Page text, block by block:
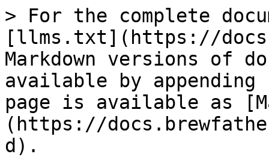
> For the complete
[llms.txt](https://
Markdown versions of
available by
page is available as
(https://
d).